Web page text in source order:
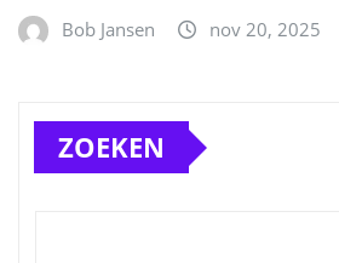
Bob Jansen nov 20, 2025
ZOEKEN